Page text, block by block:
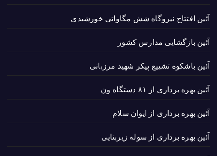
آئین افتتاح نیروگاه شش مگاواتی خورشیدی
آئین بازگشایی مدارس کشور
آئین باشکوه تشییع پیکر شهید مرزبانی
آئین بهره برداری از ۸۱ دستگاه ون
آئین بهره برداری از ایوان سلام
آئین بهره برداری از سوله زیربنایی